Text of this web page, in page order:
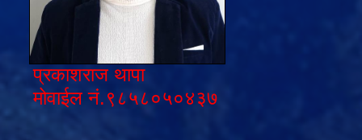
प्रकाशराज थापा
मोवाईल नं.९८५८०५०४३७